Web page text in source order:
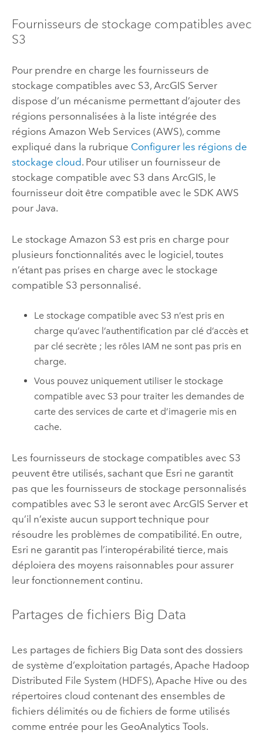
Fournisseurs de stockage compatibles avec
S3
Pour prendre en charge les fournisseurs de
stockage compatibles avec S3, ArcGIS Server
dispose d’un mécanisme permettant d’ajouter des
régions personnalisées à la liste intégrée des
régions Amazon Web Services (AWS), comme
expliqué dans la rubrique Configurer les régions de
stockage cloud. Pour utiliser un fournisseur de
stockage compatible avec S3 dans ArcGIS, le
fournisseur doit être compatible avec le SDK AWS
pour Java.
Le stockage Amazon S3 est pris en charge pour
plusieurs fonctionnalités avec le logiciel, toutes
n’étant pas prises en charge avec le stockage
compatible S3 personnalisé.
Le stockage compatible avec S3 n’est pris en
charge qu’avec l’authentification par clé d’accès et
par clé secrète ; les rôles IAM ne sont pas pris en
charge.
Vous pouvez uniquement utiliser le stockage
compatible avec S3 pour traiter les demandes de
carte des services de carte et d’imagerie mis en
cache.
Les fournisseurs de stockage compatibles avec S3
peuvent être utilisés, sachant que Esri ne garantit
pas que les fournisseurs de stockage personnalisés
compatibles avec S3 le seront avec ArcGIS Serveret
qu’il n’existe aucun support technique pour
résoudre les problèmes de compatibilité. En outre,
Esri ne garantit pas l’interopérabilité tierce, mais
déploiera des moyens raisonnables pour assurer
leur fonctionnement continu.
Partages de fichiers Big Data
Les partages de fichiers Big Data sont des dossiers
de système d’exploitation partagés, Apache Hadoop
Distributed File System (HDFS), Apache Hive ou des
répertoires cloud contenant des ensembles de
fichiers délimités ou de fichiers de forme utilisés
comme entrée pour les GeoAnalytics Tools.